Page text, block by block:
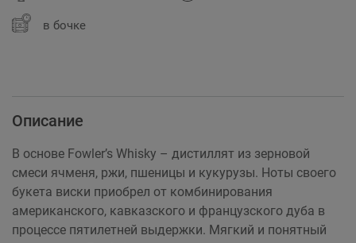
в бочке
Описание
В основе Fowler’s Whisky – дистиллят из зерновой
смеси ячменя, ржи, пшеницы и кукурузы. Ноты своего
букета виски приобрел от комбинирования
американского, кавказского и французского дуба в
процессе пятилетней выдержки. Мягкий и понятный